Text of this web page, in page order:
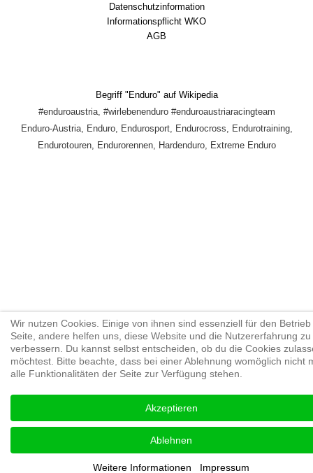
Datenschutzinformation
Informationspflicht WKO
AGB
Begriff "Enduro" auf Wikipedia
#enduroaustria, #wirlebenenduro #enduroaustriaracingteam
Enduro-Austria, Enduro, Endurosport, Endurocross, Endurotraining,
Endurotouren, Endurorennen, Hardenduro, Extreme Enduro
Wir nutzen Cookies. Einige von ihnen sind essenziell für den
Seite, andere helfen uns, diese Website und die Nutzererfahrung zu
verbessern. Du kannst selbst entscheiden, ob du die Cookies
möchtest. Bitte beachte, dass bei einer Ablehnung womöglich nicht
alle Funktionalitäten der Seite zur Verfügung stehen.
Akzeptieren
Ablehnen
Weitere Informationen Impressum